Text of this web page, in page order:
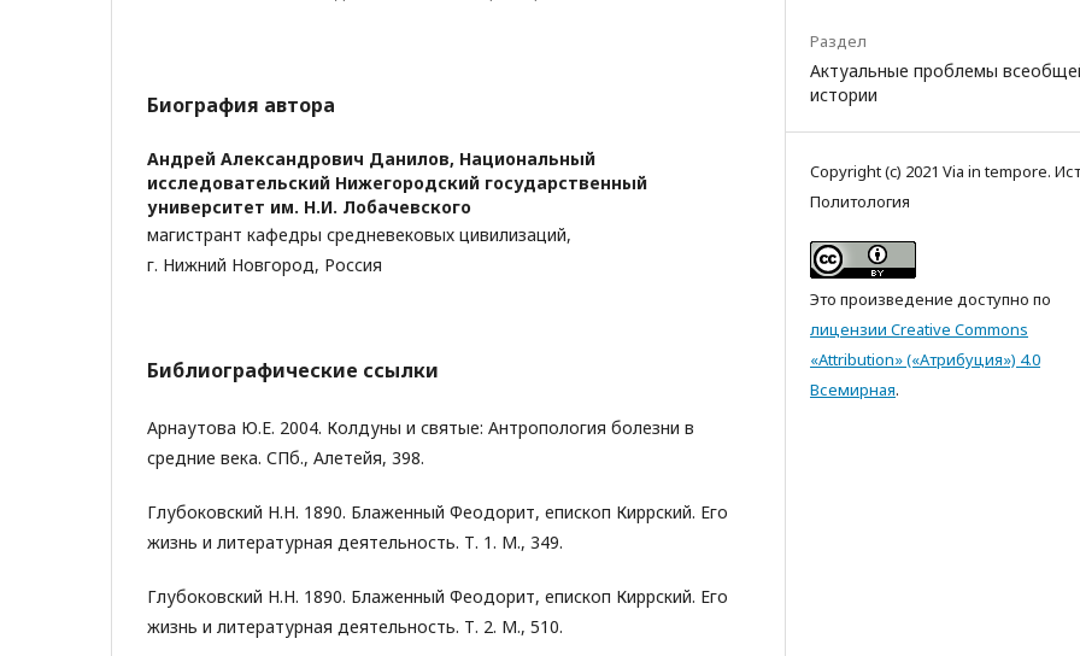
Биография автора
Андрей Александрович Данилов, Национальный
исследовательский Нижегородский государственный
университет им. Н.И. Лобачевского
магистрант кафедры средневековых цивилизаций,
г. Нижний Новгород, Россия
Библиографические ссылки
Арнаутова Ю.Е. 2004. Колдуны и святые: Антропология болезни в
средние века. СПб., Алетейя, 398.
Глубоковский Н.Н. 1890. Блаженный Феодорит, епископ Киррский. Его
жизнь и литературная деятельность. Т. 1. М., 349.
Глубоковский Н.Н. 1890. Блаженный Феодорит, епископ Киррский. Его
жизнь и литературная деятельность. Т. 2. М., 510.
Раздел
Актуальные проблемы
истории
Copyright (c) 2021 Via in tempore.
Политология
Это произведение доступно по
лицензии Creative Commons
«Attribution» («Атрибуция») 4.0
Всемирная.